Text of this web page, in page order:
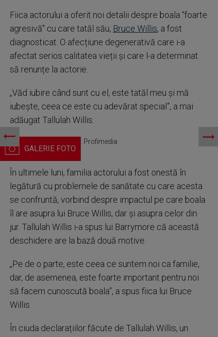
Fiica actorului a oferit noi detalii despre boala “foarte
agresivă" cu care tatăl său, Bruce Willis, a fost
diagnosticat. O afecțiune degenerativă care i-a
afectat serios calitatea vieții și care l-a determinat
să renunțe la actorie.
„Văd iubire când sunt cu el, este tatăl meu și mă
iubește, ceea ce este cu adevărat special”, a mai
adăugat Tallulah Willis.
Bruce Willis/sursa foto: Profimedia
În ultimele luni, familia actorului a fost onestă în
legătură cu problemele de sanătate cu care acesta
se confruntă, vorbind despre impactul pe care boala
îl are asupra lui Bruce Willis, dar și asupra celor din
jur. Tallulah Willis i-a spus lui Barrymore că această
deschidere are la bază două motive.
„Pe de o parte, este ceea ce suntem noi ca familie,
dar, de asemenea, este foarte important pentru noi
să facem cunoscută boala”, a spus fiica lui Bruce
Willis.
În ciuda declarațiilor făcute de Tallulah Willis, un